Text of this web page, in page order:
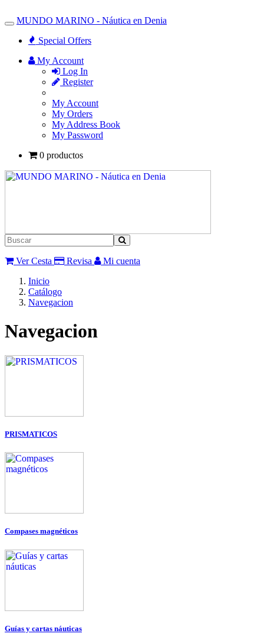
Toggle
Navigation
MUNDO MARINO - Náutica en Denia
Special Offers
My Account
Log In
Register
My Account
My Orders
My Address Book
My Password
0 productos
Ver Cesta Revisa
Mi cuenta
Inicio
Catálogo
Navegacion
Navegacion
PRISMATICOS
Compases magnéticos
Guías y cartas náuticas